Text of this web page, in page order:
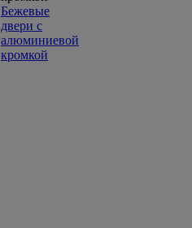
Бежевые
двери с
алюминиевой
кромкой